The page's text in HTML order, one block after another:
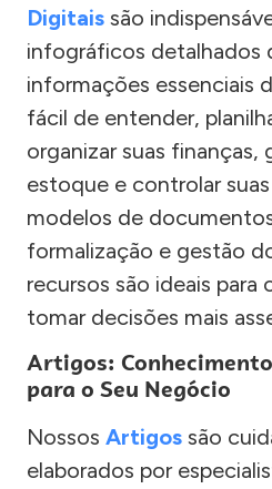
Digitais são
infográficos detalhados
informações essenciais
fácil de entender,
organizar suas finanças,
estoque e controlar
modelos de
formalização e gestão
recursos são ideais para
tomar decisões mais
Artigos:
para o Seu Negócio
Nossos Artigos são
elaborados por